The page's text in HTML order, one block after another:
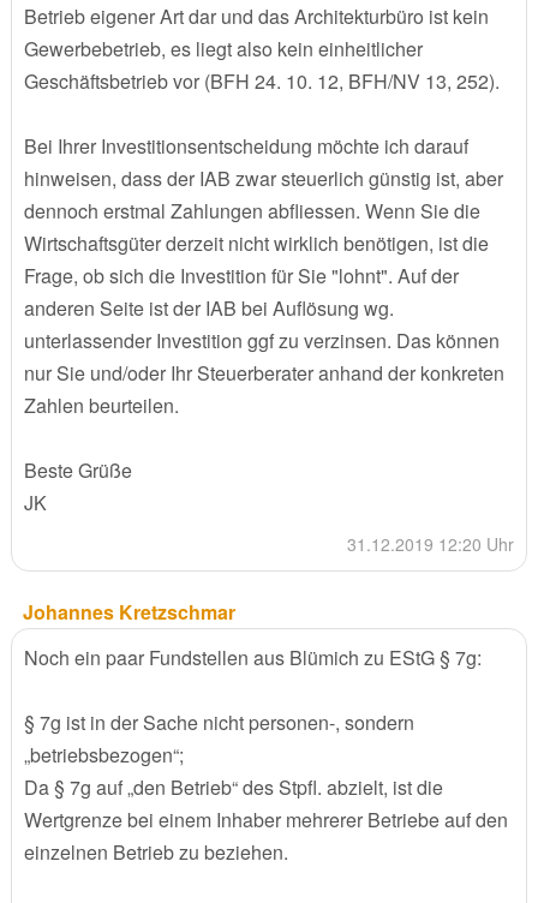
Betrieb eigener Art dar und das Architekturbüro ist kein
Gewerbebetrieb, es liegt also kein einheitlicher
Geschäftsbetrieb vor (BFH 24. 10. 12, BFH/NV 13, 252).
Bei Ihrer Investitionsentscheidung möchte ich darauf
hinweisen, dass der IAB zwar steuerlich günstig ist, aber
dennoch erstmal Zahlungen abfliessen. Wenn Sie die
Wirtschaftsgüter derzeit nicht wirklich benötigen, ist die
Frage, ob sich die Investition für Sie "lohnt". Auf der
anderen Seite ist der IAB bei Auflösung wg.
unterlassender Investition ggf zu verzinsen. Das können
nur Sie und/oder Ihr Steuerberater anhand der konkreten
Zahlen beurteilen.
Beste Grüße
JK
31.12.2019 12:20 Uhr
Johannes Kretzschmar
Noch ein paar Fundstellen aus Blümich zu EStG § 7g:
§ 7g ist in der Sache nicht personen-, sondern
„betriebsbezogen“;
Da § 7g auf „den Betrieb“ des Stpfl. abzielt, ist die
Wertgrenze bei einem Inhaber mehrerer Betriebe auf den
einzelnen Betrieb zu beziehen.